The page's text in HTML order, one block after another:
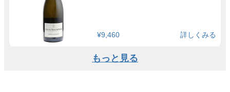
¥9,460 詳しくみる
もっと見る